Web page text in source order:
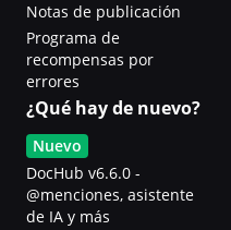
Notas de publicación
Programa de
recompensas por
errores
¿Qué hay de nuevo?
Nuevo
DocHub v6.6.0 -
@menciones, asistente
de IA y más